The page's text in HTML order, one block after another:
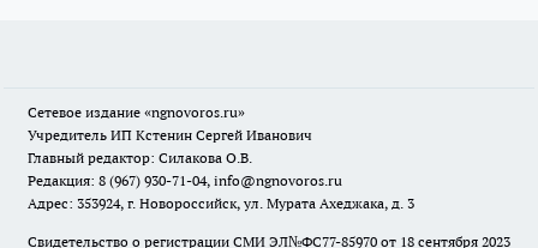
Сетевое издание «ngnovoros.ru»
Учредитель ИП Кстенин Сергей Иванович
Главный редактор: Силакова О.В.
Редакция: 8 (967) 930-71-04, info@ngnovoros.ru
Адрес: 353924, г. Новороссийск, ул. Мурата Ахеджака, д. 3
Свидетельство о регистрации СМИ ЭЛ№ФС77-85970 от 18 сентября 2023